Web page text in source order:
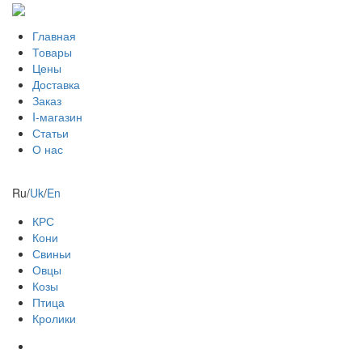
Главная
Товары
Цены
Доставка
Заказ
I-магазин
Статьи
О нас
Ru/Uk/En
КРС
Кони
Свиньи
Овцы
Козы
Птица
Кролики